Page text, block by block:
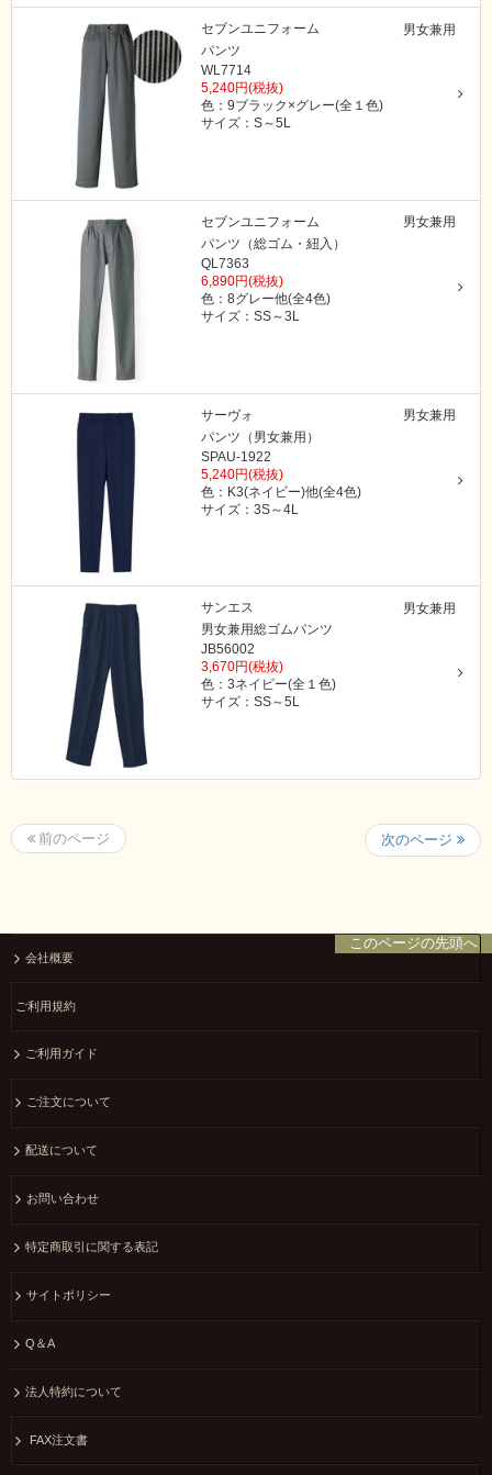
男女兼用
セブンユニフォーム
パンツ
WL7714
5,240円(税抜)
色：9ブラック×グレー(全１色)
サイズ：S～5L
男女兼用
セブンユニフォーム
パンツ（総ゴム・紐入）
QL7363
6,890円(税抜)
色：8グレー他(全4色)
サイズ：SS～3L
男女兼用
サーヴォ
パンツ（男女兼用）
SPAU-1922
5,240円(税抜)
色：K3(ネイビー)他(全4色)
サイズ：3S～4L
男女兼用
サンエス
男女兼用総ゴムパンツ
JB56002
3,670円(税抜)
色：3ネイビー(全１色)
サイズ：SS～5L
前のページ 次のページ
このページの先頭へ
会社概要
ご利用規約
ご利用ガイド
ご注文について
配送について
お問い合わせ
特定商取引に関する表記
サイトポリシー
Q＆A
法人特約について
FAX注文書